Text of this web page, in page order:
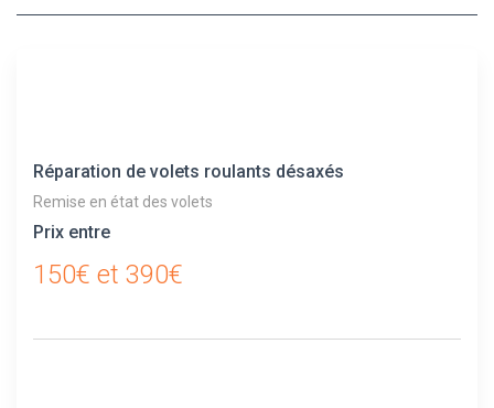
Réparation de volets roulants désaxés
Remise en état des volets
Prix entre
150€ et 390€